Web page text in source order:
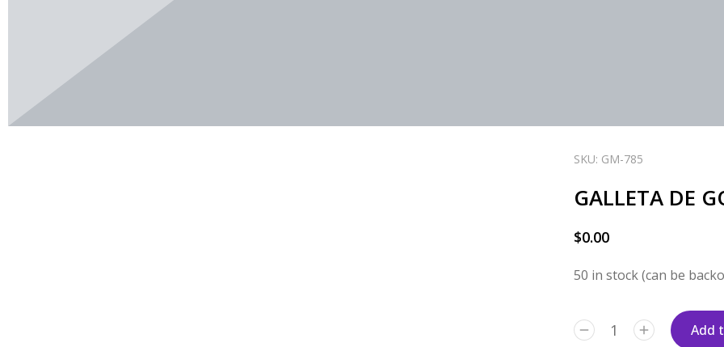
SKU: GM-785
GALLETA DE
$0.00
50 in stock (can be
Add